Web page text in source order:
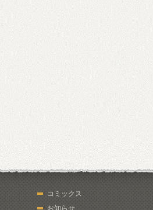
コミックス
お知らせ